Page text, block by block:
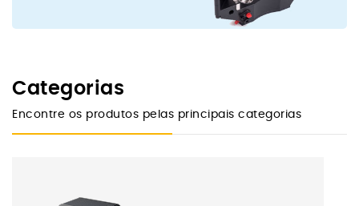
Categorias
Encontre os produtos pelas principais categorias